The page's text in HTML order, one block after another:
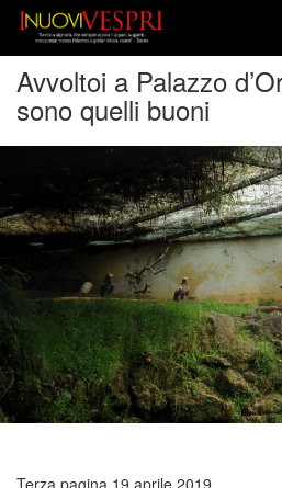
Avvoltoi a Palazzo
sono quelli buoni